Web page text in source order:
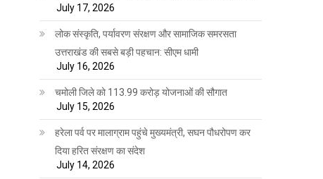
July 17, 2026
लोक संस्कृति, पर्यावरण संरक्षण और सामाजिक समरसता
उत्तराखंड की सबसे बड़ी पहचान: सीएम धामी
July 16, 2026
चमोली जिले को 113.99 करोड़ योजनाओं की सौगात
July 15, 2026
हरेला पर्व पर मालाग्राम पहुंचे मुख्यमंत्री, सघन पौधरोपण कर
दिया हरित संरक्षण का संदेश
July 14, 2026